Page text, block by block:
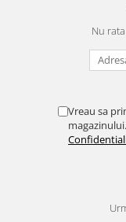
Accesorii chiuvete
Instalatii apa/gaz/
FILTRARE PENTRU
Filtre de apa
Cartuse ( Rezerve
SISTEME DE
Nu
Vreau sa